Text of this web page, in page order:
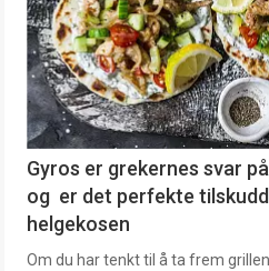
Gyros er grekernes svar
og er det perfekte
helgekosen
Om du har tenkt til å ta frem